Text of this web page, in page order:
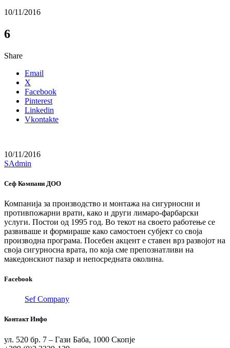
10/11/2016
6
Share
Email
X
Facebook
Pinterest
Linkedin
Vkontakte
10/11/2016
SAdmin
Сеф Компани ДОО
Компанија за производство и монтажа на сигурносни и
противпожарни врати, како и други лимаро-фарбарски
услуги. Постои од 1995 год. Во текот на своето работење се
развиваше и формираше како самостоен субјект со своја
производна програма. Посебен акцент е ставен врз развојот на
своја сигурносна врата, по која сме препознатливи на
македонскиот пазар и непосредната околина.
Facebook
Sef Company
Контакт Инфо
ул. 520 бр. 7 – Гази Баба, 1000 Скопје